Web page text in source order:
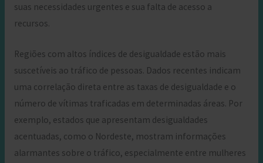
suas necessidades urgentes e sua falta de acesso a
recursos.
Regiões com altos índices de desigualdade estão mais
suscetíveis ao tráfico de pessoas. Dados recentes indicam
uma correlação direta entre as taxas de desigualdade e o
número de vítimas traficadas em determinadas áreas. Por
exemplo, estados que apresentam desigualdades
acentuadas, como o Nordeste, mostram informações
alarmantes sobre o tráfico, especialmente entre mulheres